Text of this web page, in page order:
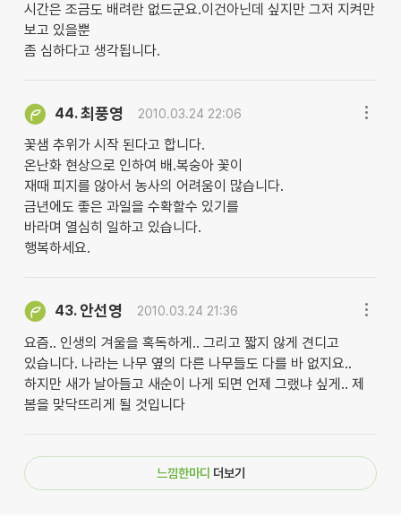
시간은 조금도 배려란 없드군요.이건아닌데 싶지만 그저 지켜만
보고 있을뿐
좀 심하다고 생각됩니다.
44.최풍영 2010.03.24 22:06
꽃샘 추위가 시작 된다고 합니다.
온난화 현상으로 인하여 배.복숭아 꽃이
재때 피지를 않아서 농사의 어려움이 많습니다.
금년에도 좋은 과일을 수확할수 있기를
바라며 열심히 일하고 있습니다.
행복하세요.
43.안선영 2010.03.24 21:36
요즘.. 인생의 겨울을 혹독하게.. 그리고 짧지 않게 견디고
있습니다. 나라는 나무 옆의 다른 나무들도 다를 바 없지요..
하지만 새가 날아들고 새순이 나게 되면 언제 그랬냐 싶게.. 제
봄을 맞닥뜨리게 될 것입니다
느낌한마디 더보기